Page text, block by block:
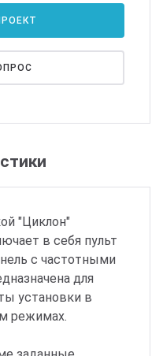
"Циклон"
в себя пульт
с частотными
для
установки в
режимах.